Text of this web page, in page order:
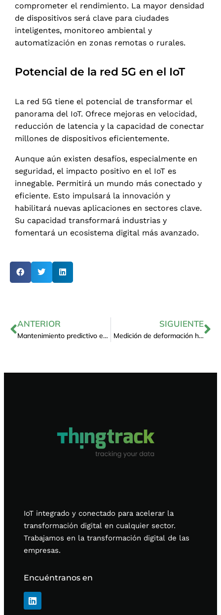
comprometer el rendimiento. La mayor densidad
de dispositivos será clave para ciudades
inteligentes, monitoreo ambiental y
automatización en zonas remotas o rurales.
Potencial de la red 5G en el IoT
La red 5G tiene el potencial de transformar el
panorama del IoT. Ofrece mejoras en velocidad,
reducción de latencia y la capacidad de conectar
millones de dispositivos eficientemente.
Aunque aún existen desafíos, especialmente en
seguridad, el impacto positivo en el IoT es
innegable. Permitirá un mundo más conectado y
eficiente. Esto impulsará la innovación y
habilitará nuevas aplicaciones en sectores clave.
Su capacidad transformará industrias y
fomentará un ecosistema digital más avanzado.
ANTERIOR
Mantenimiento predictivo en fábricas inteligentes con IoT y
SIGUIENTE
Medición de deformación
IoT integrado y conectado para acelerar la
transformación digital en cualquier sector.
Trabajamos en la transformación digital de las
empresas.
Encuéntranos en